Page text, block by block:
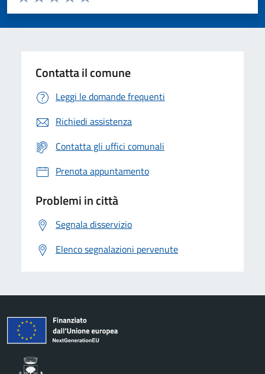
Valuta 5 stelle su 5
Valuta 4 stelle su 5
Valuta 3 stelle su 5
Valuta 2 stelle su 5
Valuta 1 stelle su 5
Contatta il comune
Leggi le domande frequenti
Richiedi assistenza
Contatta gli uffici comunali
Prenota appuntamento
Problemi in città
Segnala disservizio
Elenco segnalazioni pervenute